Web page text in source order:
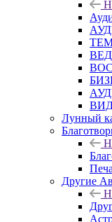
Лунный
Другие